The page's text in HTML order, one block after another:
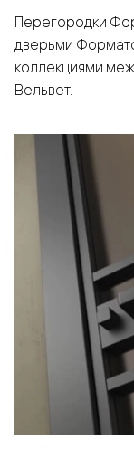
Перегородки
дверьми
коллекциями
Вельвет.